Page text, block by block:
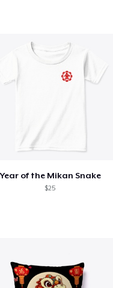
Year of the Mikan Snake
$25